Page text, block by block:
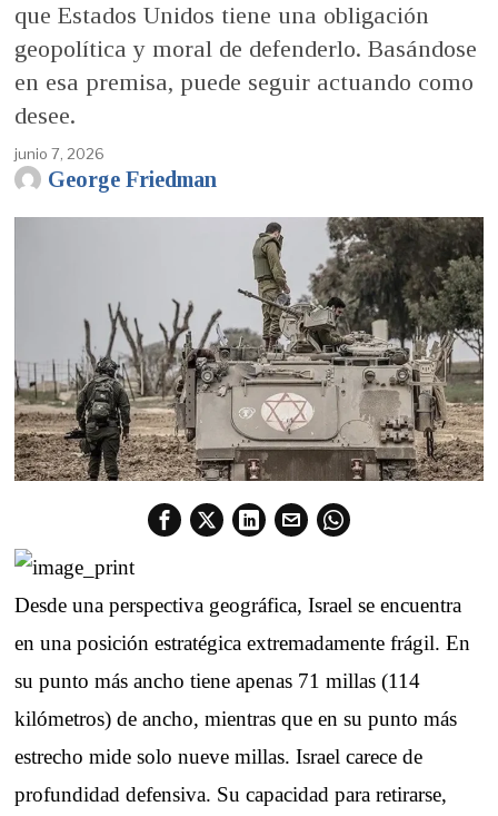
que Estados Unidos tiene una obligación
geopolítica y moral de defenderlo. Basándose
en esa premisa, puede seguir actuando como
desee.
junio 7, 2026
George Friedman
Desde una perspectiva geográfica, Israel se encuentra
en una posición estratégica extremadamente frágil. En
su punto más ancho tiene apenas 71 millas (114
kilómetros) de ancho, mientras que en su punto más
estrecho mide solo nueve millas. Israel carece de
profundidad defensiva. Su capacidad para retirarse,